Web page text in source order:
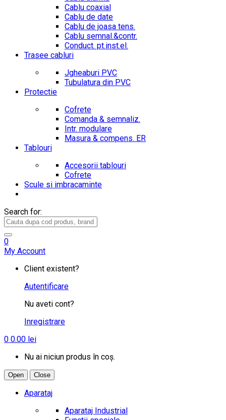
Cablu coaxial
Cablu de date
Cablu de joasa tens.
Cablu semnal.&contr.
Conduct. pt.inst.el.
Trasee cabluri
Jgheaburi PVC
Tubulatura din PVC
Protectie
Cofrete
Comanda & semnaliz.
Intr. modulare
Masura & compens. ER
Tablouri
Accesorii tablouri
Cofrete
Scule si imbracaminte
Search for:
0
My Account
Client existent?
Autentificare
Nu aveti cont?
Inregistrare
0 0.00 lei
Nu ai niciun produs în coș.
Open Close
Aparataj
Aparataj Industrial